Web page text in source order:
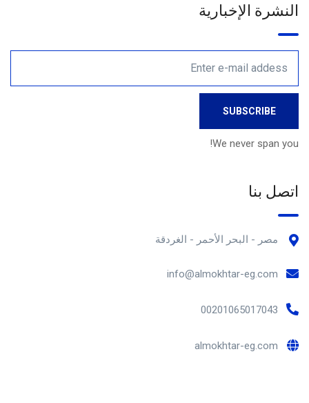
النشرة الإخبارية
We never span you!
اتصل بنا
مصر - البحر الأحمر - الغردقة
info@almokhtar-eg.com
00201065017043
almokhtar-eg.com